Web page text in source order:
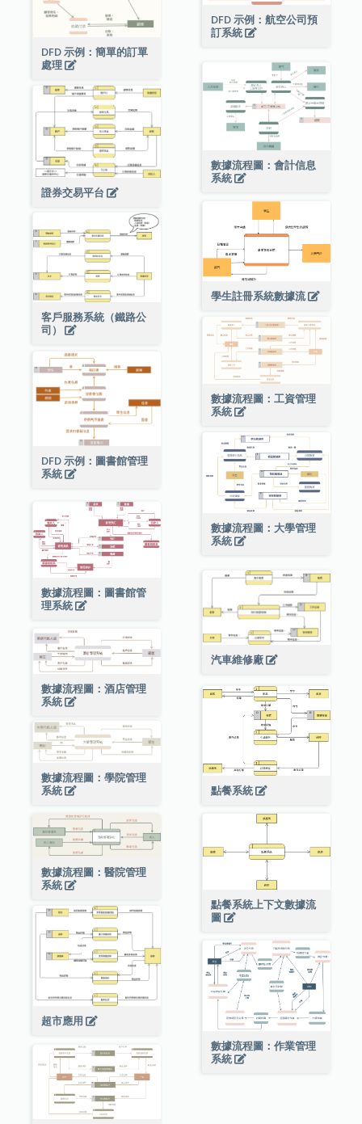
DFD 示例：航空公司預
訂系統
DFD 示例：簡單的訂單
處理
數據流程圖：會計信息
系統
證券交易平台
學生註冊系統數據流
客戶服務系統（鐵路公
司）
數據流程圖：工資管理
系統
DFD 示例：圖書館管理
系統
數據流程圖：大學管理
系統
數據流程圖：圖書館管
理系統
汽車維修廠
數據流程圖：酒店管理
系統
點餐系統
數據流程圖：學院管理
系統
數據流程圖：醫院管理
系統
點餐系統上下文數據流
圖
超市應用
數據流程圖：作業管理
系統